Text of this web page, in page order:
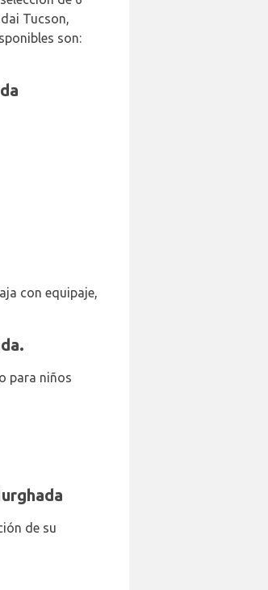
Tucson,
son:
con equipaje,
para niños
de su